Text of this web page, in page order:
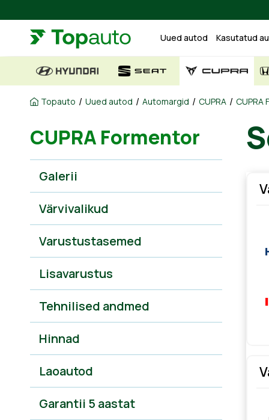
Uued autod Kasutatud
Topauto / Uued autod / Automargid / CUPRA / CUPRA
CUPRA Formentor
Galerii
Värvivalikud
Varustustasemed
Lisavarustus
Tehnilised andmed
Hinnad
Laoautod
Garantii 5 aastat